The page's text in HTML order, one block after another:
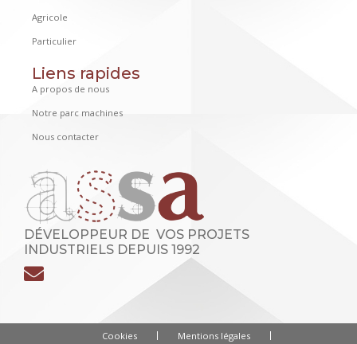
DÉVELOPPEUR DE VOS PROJETS
INDUSTRIELS DEPUIS 1992
Agricole
Particulier
Liens rapides
A propos de nous
Notre parc machines
Nous contacter
Cookies Mentions légales